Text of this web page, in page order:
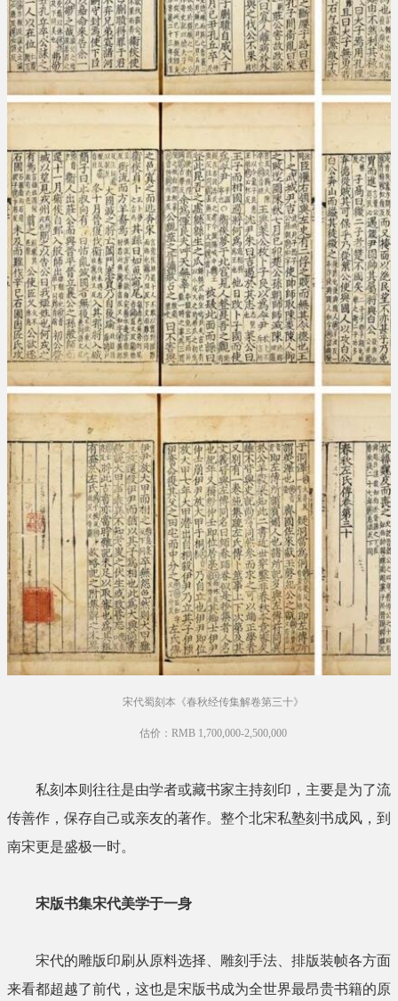
宋代蜀刻本《春秋经传集解卷第三十》
估价：RMB 1,700,000-2,500,000
私刻本则往往是由学者或藏书家主持刻印，主要是为了流
传善作，保存自己或亲友的著作。整个北宋私塾刻书成风，到
南宋更是盛极一时。
宋版书集宋代美学于一身
宋代的雕版印刷从原料选择、雕刻手法、排版装帧各方面
来看都超越了前代，这也是宋版书成为全世界最昂贵书籍的原